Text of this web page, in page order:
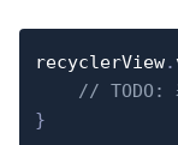
recyclerView.
// TODO:
}